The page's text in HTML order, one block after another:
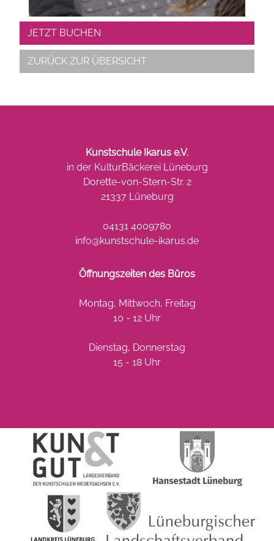
JETZT BUCHEN
ZURÜCK ZUR ÜBERSICHT
Kunstschule Ikarus e.V.
in der KulturBäckerei Lüneburg
Dorette-von-Stern-Str. 2
21337 Lüneburg
04131 4009780
info@kunstschule-ikarus.de
Öffnungszeiten des Büros
Montag, Mittwoch, Freitag
10 - 12 Uhr
Dienstag, Donnerstag
15 - 18 Uhr